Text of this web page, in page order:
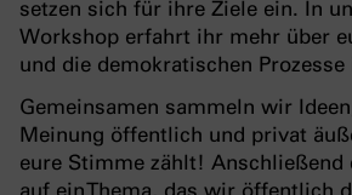
setzen sich für ihre Ziele ein. In
Workshop erfahrt ihr mehr über
und die demokratischen
Gemeinsamen sammeln wir
Meinung öffentlich und privat
eure Stimme zählt! Anschließend
auf ein Thema, das wir öffentlich